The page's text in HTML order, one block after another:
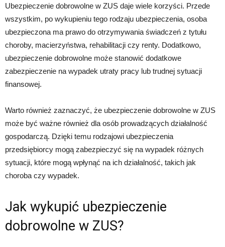
Ubezpieczenie dobrowolne w ZUS daje wiele korzyści. Przede
wszystkim, po wykupieniu tego rodzaju ubezpieczenia, osoba
ubezpieczona ma prawo do otrzymywania świadczeń z tytułu
choroby, macierzyństwa, rehabilitacji czy renty. Dodatkowo,
ubezpieczenie dobrowolne może stanowić dodatkowe
zabezpieczenie na wypadek utraty pracy lub trudnej sytuacji
finansowej.
Warto również zaznaczyć, że ubezpieczenie dobrowolne w ZUS
może być ważne również dla osób prowadzących działalność
gospodarczą. Dzięki temu rodzajowi ubezpieczenia
przedsiębiorcy mogą zabezpieczyć się na wypadek różnych
sytuacji, które mogą wpłynąć na ich działalność, takich jak
choroba czy wypadek.
Jak wykupić ubezpieczenie
dobrowolne w ZUS?